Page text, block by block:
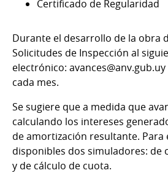
Certificado de Regularidad
Durante el desarrollo de la obra
Solicitudes de Inspección al
electrónico:
cada mes.
Se sugiere que a medida que
calculando los intereses
de amortización resultante. Para
disponibles dos simuladores: de
y de cálculo de cuota.